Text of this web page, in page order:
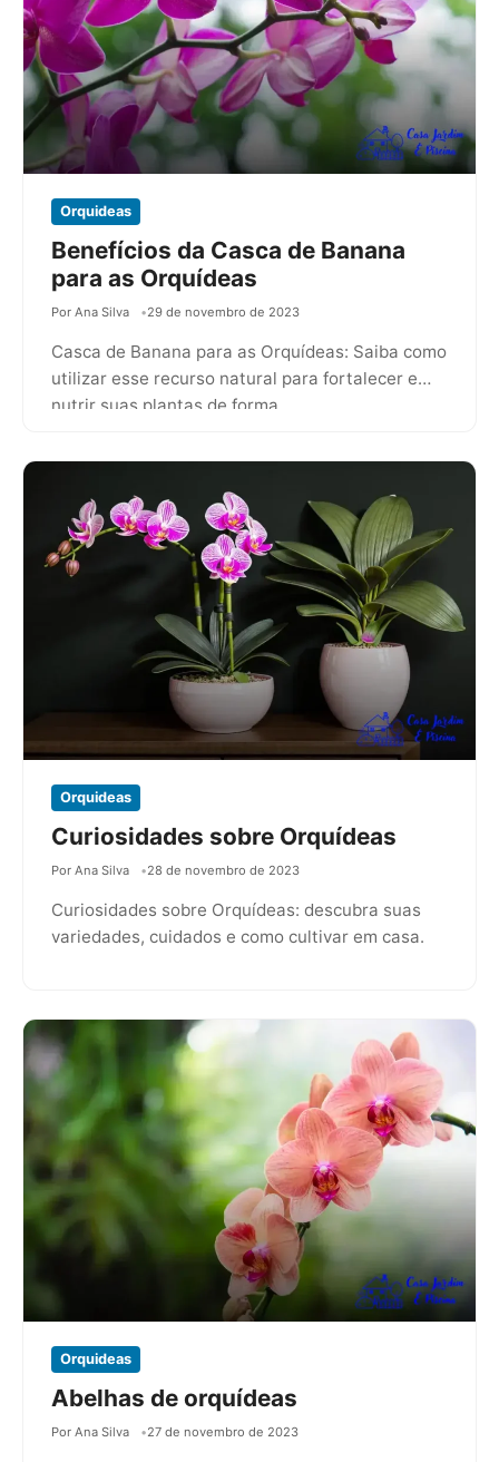
Orquideas
Benefícios da Casca de Banana
para as Orquídeas
Por Ana Silva 29 de novembro de 2023
Casca de Banana para as Orquídeas: Saiba como
utilizar esse recurso natural para fortalecer e
nutrir suas plantas de forma…
Orquideas
Curiosidades sobre Orquídeas
Por Ana Silva 28 de novembro de 2023
Curiosidades sobre Orquídeas: descubra suas
variedades, cuidados e como cultivar em casa.
Orquideas
Abelhas de orquídeas
Por Ana Silva 27 de novembro de 2023